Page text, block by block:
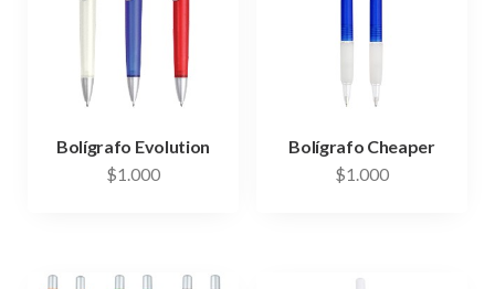
Bolígrafo Evolution
$1.000
Bolígrafo Cheaper
$1.000